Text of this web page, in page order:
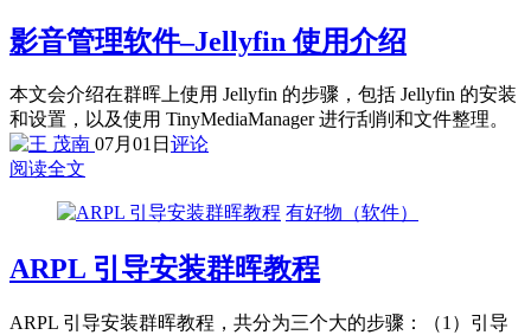
影音管理软件–Jellyfin 使用介绍
本文会介绍在群晖上使用 Jellyfin 的步骤，包括 Jellyfin 的安装
和设置，以及使用 TinyMediaManager 进行刮削和文件整理。
07月01日 评论
阅读全文
有好物（软件）
ARPL 引导安装群晖教程
ARPL 引导安装群晖教程，共分为三个大的步骤：（1）引导